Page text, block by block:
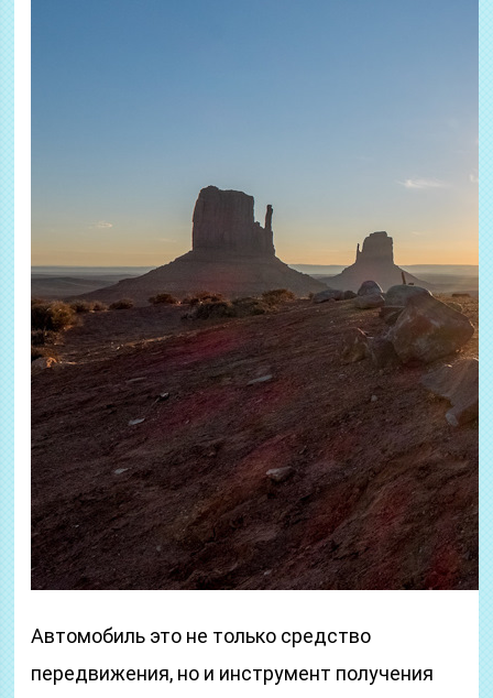
Автомобиль это не только средство
передвижения, но и инструмент получения